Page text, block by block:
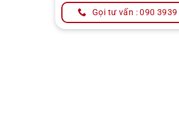
Gọi tư vấn : 090 3939